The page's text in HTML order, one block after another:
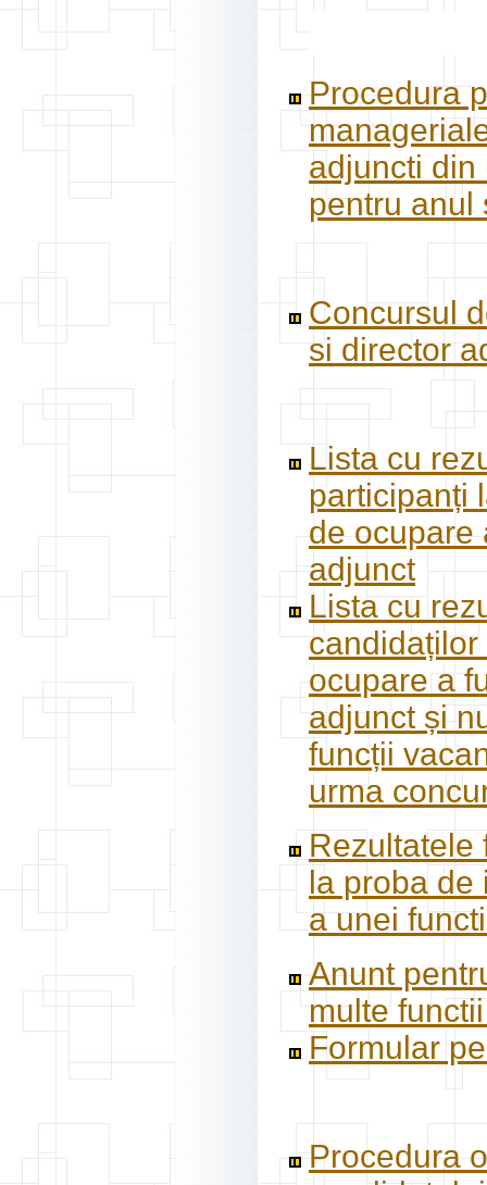
Procedura
adjuncti din
pentru anul
Concursul
si director
Lista cu
participanți
de ocupare
adjunct
Lista cu
ocupare a
adjunct și
funcții
urma
Rezultatele
la proba de
a unei
Anunt
multe
Formular
Procedura